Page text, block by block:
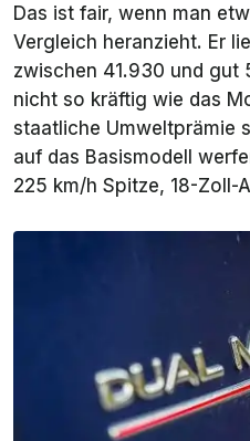
Das ist fair, wenn man
Vergleich heranzieht. Er
zwischen 41.930 und gut
nicht so kräftig wie das
staatliche Umweltprämie
auf das Basismodell
225 km/h Spitze, 18-Zoll-